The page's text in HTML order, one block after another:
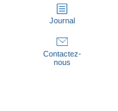
Journal
Contactez-
nous